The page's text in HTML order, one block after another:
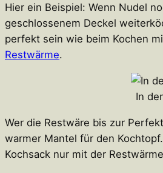
Hier ein Beispiel: Wenn Nudel
geschlossenem Deckel
perfekt sein wie beim Kochen
Restwärme.
In
Wer die Restwäre bis zur
warmer Mantel für den
Kochsack nur mit der